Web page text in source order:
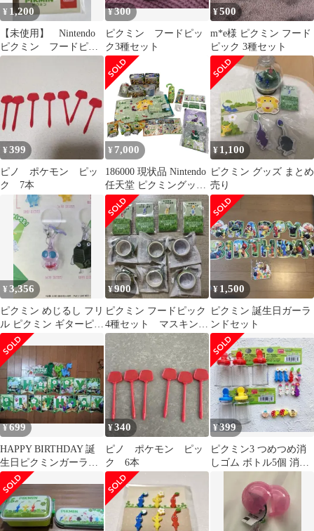
¥ 1,200
【未使用】 Nintendo
ピクミン フードピッ
ク(6本入)
¥300
ピクミン フードピッ
ク3種セット
¥500
m*e様 ピクミン フード
ピック 3種セット
¥399
ピノ ポケモン ピッ
ク 7本
¥ 7,000
186000 現状品 Nintendo
任天堂 ピクミングッ
ズ 20点以上
¥ 1,100
ピクミン グッズ まとめ
売り
¥3,356
ピクミン めじるし フリ
ル ピクミン ギターピッ
ク
¥900
ピクミン フードピック
4種セット マスキング
テープ 4種類6個セッ
ト
¥ 1,500
ピクミン 誕生日ガーラ
ンドセット
¥699
HAPPY BIRTHDAY 誕
生日ピクミンガーラン
ドセット
¥340
ピノ ポケモン ピッ
ク 6本
¥399
ピクミン3 つめつめ消
しゴム ボトル5個 消し